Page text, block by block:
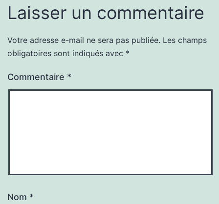
Laisser un commentaire
Votre adresse e-mail ne sera pas publiée. Les champs
obligatoires sont indiqués avec *
Commentaire *
Nom *